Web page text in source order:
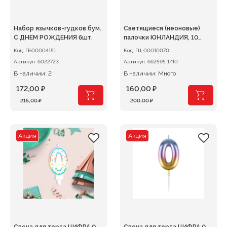
Набор язычков-гудков бум.
С ДНЕМ РОЖДЕНИЯ 6шт.
Код: ГБ00004151
Артикул: 6022723
В наличии: 2
215,00₽
Первоначальная
215,00 ₽.
172,00 ₽
Текущая
Светящиеся (неоновые)
палочки ЮНЛАНДИЯ, 10
штук в тубе, ассорти
Код: ГЦ-00010070
Артикул:
662595 1/10
В наличии: Много
200,00₽
Первоначальная
200,00 ₽.
160,00 ₽
Текущая
Акция Акция